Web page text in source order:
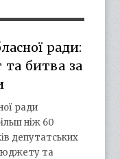
ради:
битва за
ради
ніж 60
депутатських
та